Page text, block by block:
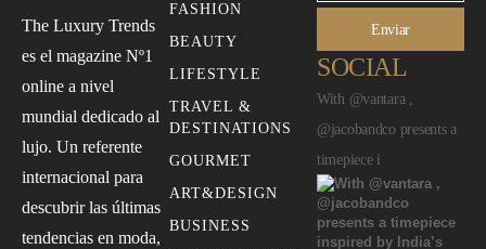
The Luxury Trends
es el magazine Nº1
online a nivel
mundial dedicado al
lujo. Un referente
internacional para
descubrir las últimas
tendencias en moda,
FASHION
BEAUTY
LIFESTYLE
TRAVEL &
DESTINATIONS
GOURMET
ART&DESIGN
BUSINESS
Enviar
SOCIAL
With @vantara ,
@jacobandco presents a
timepiece i